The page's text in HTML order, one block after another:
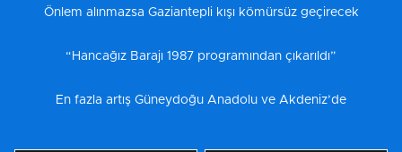
Önlem alınmazsa Gaziantepli kışı kömürsüz geçirecek
“Hancağız Barajı 1987 programından çıkarıldı”
En fazla artış Güneydoğu Anadolu ve Akdeniz’de